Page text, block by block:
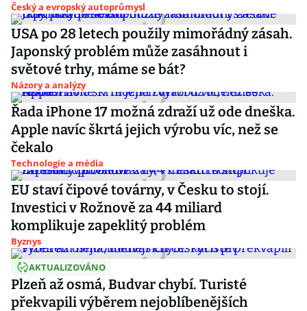
Český a evropský autoprůmysl
USA po 28 letech použily mimořádný zásah.
Japonský problém může zasáhnout i
světové trhy, máme se bát?
Názory a analýzy
Řada iPhone 17 možná zdraží už ode dneška.
Apple navíc škrtá jejich výrobu víc, než se
čekalo
Technologie a média
EU staví čipové továrny, v Česku to stojí.
Investici v Rožnově za 44 miliard
komplikuje zapeklitý problém
Byznys
AKTUALIZOVÁNO
Plzeň až osmá, Budvar chybí. Turisté
překvapili výběrem nejoblíbenějších